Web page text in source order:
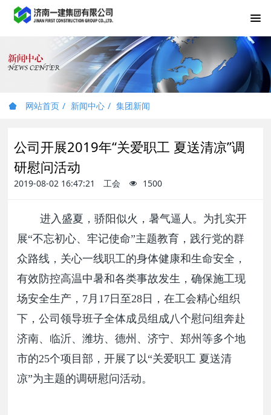
网站首页 新闻中心 集团新闻
公司开展2019年“关爱职工 夏送清凉”调
研慰问活动
2019-08-02 16:47:21 工会 1500
进入盛夏，骄阳似火，暑气逼人。为扎实开
展“不忘初心、牢记使命”主题教育，践行党的群
众路线，关心一线职工的身体健康和生命安全，
有效防控高温中暑和各类事故发生，确保施工现
场安全生产，7月17日至28日，在工会精心组织
下，公司领导班子全体成员组成八个慰问组奔赴
济南、临沂、潍坊、德州、济宁、郑州等多个地
市的25个项目部，开展了以“关爱职工 夏送清
凉”为主题的调研慰问活动。